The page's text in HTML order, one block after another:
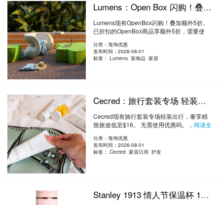
Lumens：Open Box 闪购！叠加额外5折 限时折上折
Lumens现有OpenBox闪购！叠加额外5折。
已折扣的OpenBox商品享额外5折，需要使
分类：海淘优惠
发布时间：2026-08-01
标签：Lumens 装饰品 家居
Cecred：旅行套装专场 轻装出行，奢享精致旅途 低至$16
Cecred现有旅行套装专场轻装出行，奢享精
致旅途低至$16。 无需使用优惠码。 ..阅读全
分类：海淘优惠
发布时间：2026-08-01
标签：Cecred 家居日用 护发
Stanley 1913 情人节保温杯 16oz 6折 $21（约142.51元）